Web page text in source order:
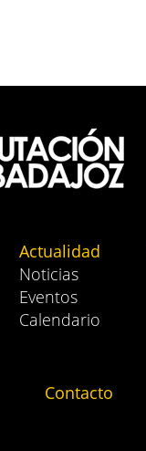
Actualidad
Noticias
Eventos
Calendario
Contacto